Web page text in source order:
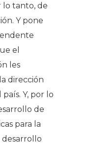
lo tanto, de
Y pone
el
les
dirección
Y, por lo
de
para la
desarrollo